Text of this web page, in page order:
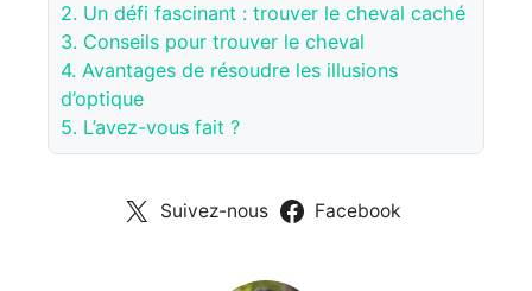
2. Un défi fascinant : trouver le cheval caché
3. Conseils pour trouver le cheval
4. Avantages de résoudre les illusions
d’optique
5. L’avez-vous fait ?
Suivez-nous Facebook